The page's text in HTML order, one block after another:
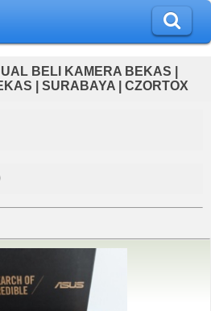
BELI KAMERA BEKAS |
| SURABAYA | CZORTOX